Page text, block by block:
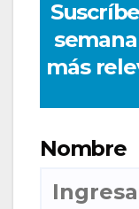
más
Nombre